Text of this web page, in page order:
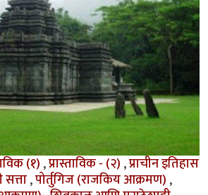
(१),प्रास्ताविक - (२),प्राचीन इतिहास
,पोर्तुगिज (राजकिय आक्रमण),